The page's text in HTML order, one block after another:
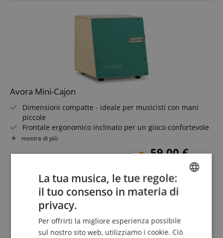
Avora Mini-Cajon
Dimensioni compatte - ideale per musicisti con mani
piccole
Frontale ergonomico inclinato per un gioco confortevole
Corpo robusto in legno a 8 strati spesso 9,3 mm
Superficie di battuta verde elegante come punto focale
visivo
Snare integrato per un suono autentico della cajon
Leggerissima con soli 2,0 kg - ideale per il trasporto
mostra di più
59,00 €
spedizione (IT)
ENGLISH
La tua musica, le tue regole:
il tuo consenso in materia di
privacy.
Per offrirti la migliore esperienza possibile
sul nostro sito web, utilizziamo i cookie. Ciò